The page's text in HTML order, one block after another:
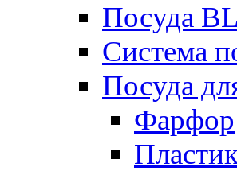
Посуда
Система
Посуда
Фарфор